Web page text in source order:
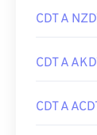
CDT A
CDT A
CDT A